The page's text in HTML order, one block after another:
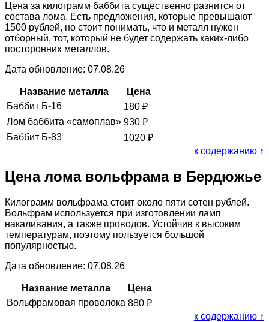
Цена за килограмм баббита существенно разнится от
состава лома. Есть предложения, которые превышают
1500 рублей, но стоит понимать, что и металл нужен
отборный, тот, который не будет содержать каких-либо
посторонних металлов.
Дата обновление: 07.08.26
Название металла
Цена
Баббит Б-16
180 ₽
Лом баббита «самоплав» 930 ₽
Баббит Б-83
1020 ₽
к содержанию ↑
Цена лома вольфрама в Бердюжье
Килограмм вольфрама стоит около пяти сотен рублей.
Вольфрам используется при изготовлении ламп
накаливания, а также проводов. Устойчив к высоким
температурам, поэтому пользуется большой
популярностью.
Дата обновление: 07.08.26
Название металла
Цена
Вольфрамовая проволока 880 ₽
к содержанию ↑